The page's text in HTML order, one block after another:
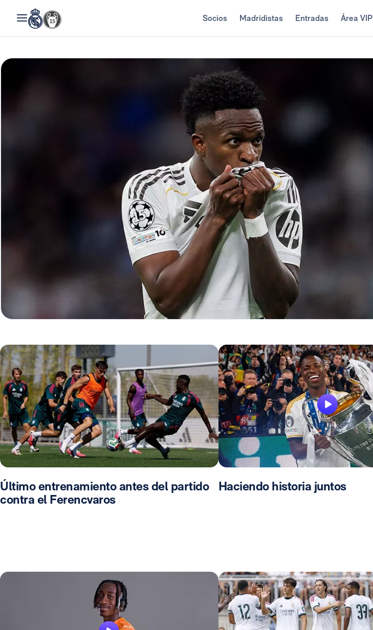
Socios Madridistas Entradas Área VIP
Último entrenamiento antes del partido
contra el Ferencvaros
Haciendo historia juntos